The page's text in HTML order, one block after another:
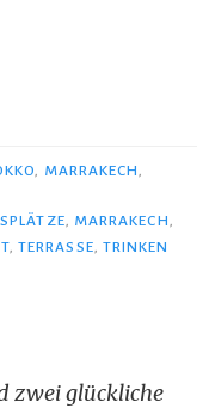
MARRAKECH
MARRAKECH
,TERRASSE TRINKEN
zwei glückliche